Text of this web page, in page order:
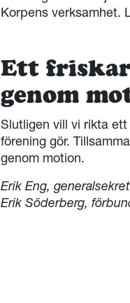
Korpens verksamhet.
Ett
genom
Slutligen vill vi rikta
förening gör.
genom motion.
Erik Eng,
Erik Söderberg,